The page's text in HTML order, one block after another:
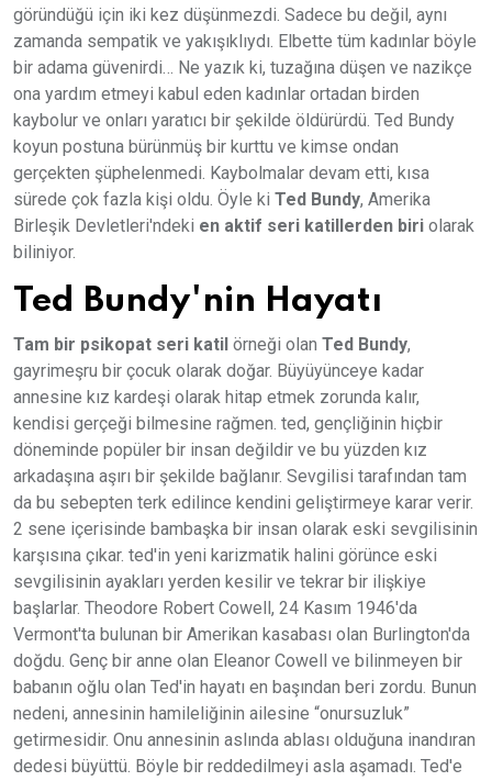
göründüğü için iki kez düşünmezdi. Sadece bu değil, aynı
zamanda sempatik ve yakışıklıydı. Elbette tüm kadınlar böyle
bir adama güvenirdi… Ne yazık ki, tuzağına düşen ve nazikçe
ona yardım etmeyi kabul eden kadınlar ortadan birden
kaybolur ve onları yaratıcı bir şekilde öldürürdü. Ted Bundy
koyun postuna bürünmüş bir kurttu ve kimse ondan
gerçekten şüphelenmedi. Kaybolmalar devam etti, kısa
sürede çok fazla kişi oldu. Öyle ki Ted Bundy, Amerika
Birleşik Devletleri'ndeki en aktif seri katillerden biri olarak
biliniyor.
Ted Bundy'nin Hayatı
Tam bir psikopat seri katil örneği olan Ted Bundy,
gayrimeşru bir çocuk olarak doğar. Büyüyünceye kadar
annesine kız kardeşi olarak hitap etmek zorunda kalır,
kendisi gerçeği bilmesine rağmen. ted, gençliğinin hiçbir
döneminde popüler bir insan değildir ve bu yüzden kız
arkadaşına aşırı bir şekilde bağlanır. Sevgilisi tarafından tam
da bu sebepten terk edilince kendini geliştirmeye karar verir.
2 sene içerisinde bambaşka bir insan olarak eski sevgilisinin
karşısına çıkar. ted'in yeni karizmatik halini görünce eski
sevgilisinin ayakları yerden kesilir ve tekrar bir ilişkiye
başlarlar. Theodore Robert Cowell, 24 Kasım 1946'da
Vermont'ta bulunan bir Amerikan kasabası olan Burlington'da
doğdu. Genç bir anne olan Eleanor Cowell ve bilinmeyen bir
babanın oğlu olan Ted'in hayatı en başından beri zordu. Bunun
nedeni, annesinin hamileliğinin ailesine “onursuzluk”
getirmesidir. Onu annesinin aslında ablası olduğuna inandıran
dedesi büyüttü. Böyle bir reddedilmeyi asla aşamadı. Ted'e